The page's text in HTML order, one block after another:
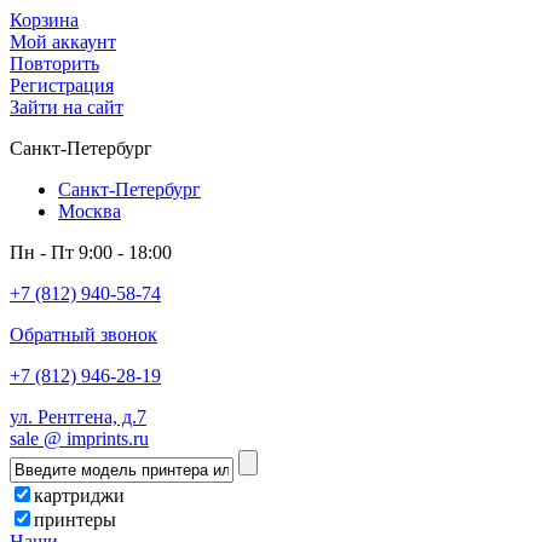
Корзина
Мой аккаунт
Повторить
Регистрация
Зайти на сайт
Санкт-Петербург
Санкт-Петербург
Москва
Пн - Пт 9:00 - 18:00
+7 (812) 940-58-74
Обратный звонок
+7 (812) 946-28-19
ул. Рентгена, д.7
sale @ imprints.ru
картриджи
принтеры